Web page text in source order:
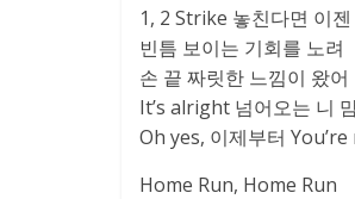
1, 2 Strike 놓친다면 이
빈틈 보이는 기회를 노려
손 끝 짜릿한 느낌이 왔어
It’s alright 넘어오는 니
Oh yes, 이제부터
Home Run, Home Run